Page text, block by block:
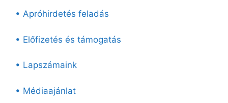
• Apróhirdetés feladás
• Előfizetés és támogatás
• Lapszámaink
• Médiaajánlat